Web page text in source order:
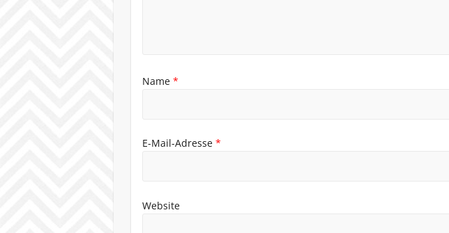
Name*
E-Mail-Adresse*
Website